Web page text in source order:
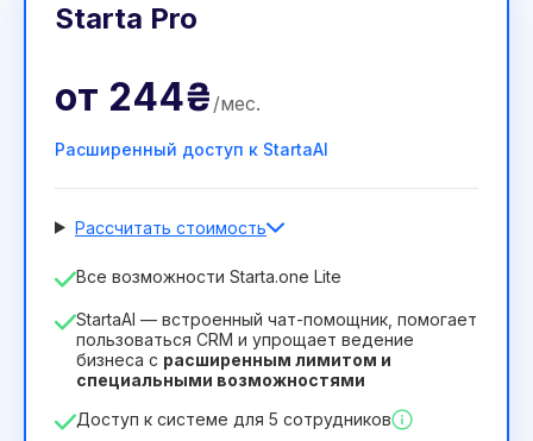
Starta Pro
от 244₴ /мес.
Расширенный доступ к StartaAI
Рассчитать стоимость
Количество сотрудников
Срок действия лицензии
12 Months(скидка -25%) Выгодный
349₴ 244₴/месяц
Все возможности Starta.one Lite
StartaAI — встроенный чат-помощник, помогает
пользоваться CRM и упрощает ведение
бизнеса с расширенным лимитом и
специальными возможностями
Доступ к системе для 5 сотрудников